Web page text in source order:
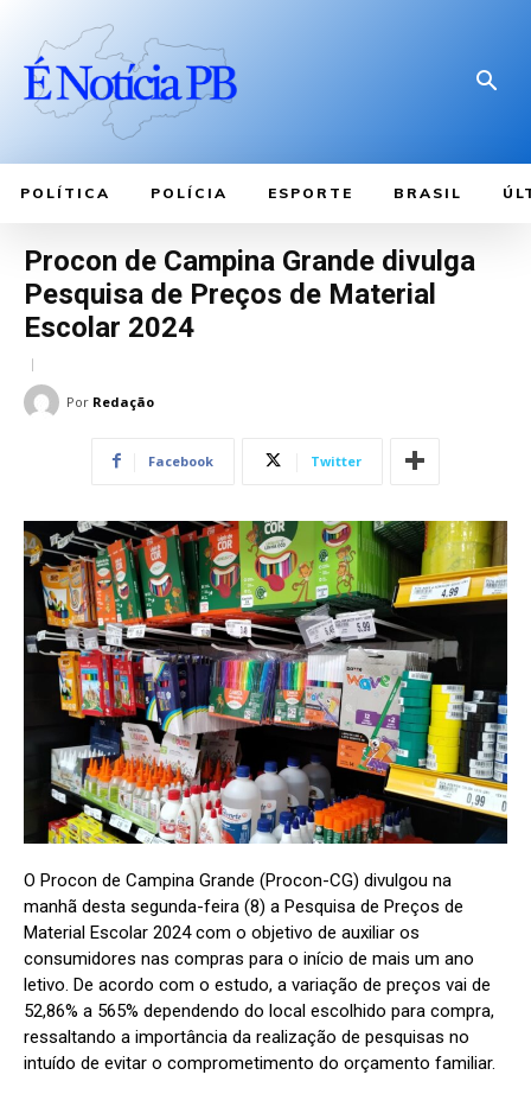
POLÍTICA POLÍCIA ESPORTE BRASIL
Procon de Campina Grande divulga
Pesquisa de Preços de Material
Escolar 2024
Por Redação
Facebook Twitter
O Procon de Campina Grande (Procon-CG) divulgou na
manhã desta segunda-feira (8) a Pesquisa de Preços de
Material Escolar 2024 com o objetivo de auxiliar os
consumidores nas compras para o início de mais um ano
letivo. De acordo com o estudo, a variação de preços vai de
52,86% a 565% dependendo do local escolhido para compra,
ressaltando a importância da realização de pesquisas no
intuído de evitar o comprometimento do orçamento familiar.